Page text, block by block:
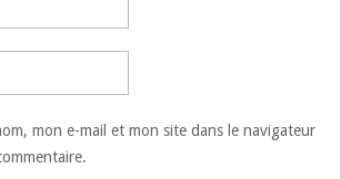
mon e-mail et mon site dans le navigateur